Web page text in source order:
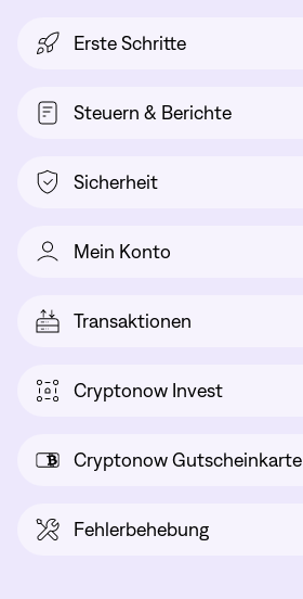
Erste Schritte
Steuern & Berichte
Sicherheit
Mein Konto
Transaktionen
Cryptonow Invest
Cryptonow Gutscheinkarte
Fehlerbehebung